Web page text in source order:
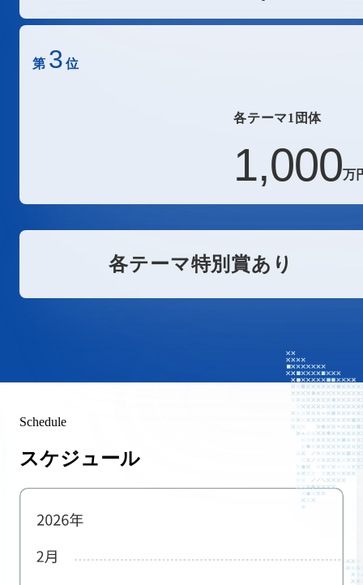
第 3 位
各テーマ1団体
1,000万
各テーマ特別賞あり
Schedule
スケジュール